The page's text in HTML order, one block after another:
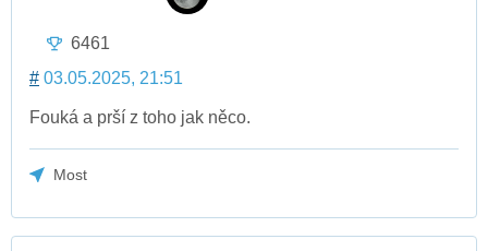
6461
# 03.05.2025, 21:51
Fouká a prší z toho jak něco.
Most